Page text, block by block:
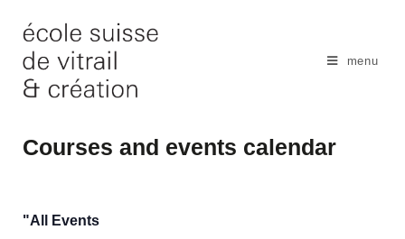
content
menu
Courses and events calendar
"All Events